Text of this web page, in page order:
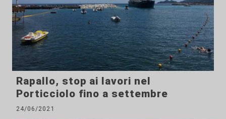
Rapallo, stop ai lavori nel
Porticciolo fino a settembre
24/06/2021